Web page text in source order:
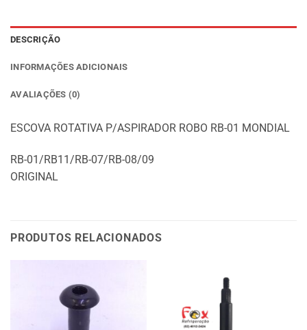
DESCRIÇÃO
INFORMAÇÕES ADICIONAIS
AVALIAÇÕES (0)
ESCOVA ROTATIVA P/ASPIRADOR ROBO RB-01 MONDIAL
RB-01/RB11/RB-07/RB-08/09
ORIGINAL
PRODUTOS RELACIONADOS